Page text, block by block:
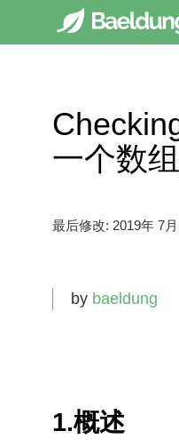
一个数
最后修改: 2019年 7
by baeldung
1.概述